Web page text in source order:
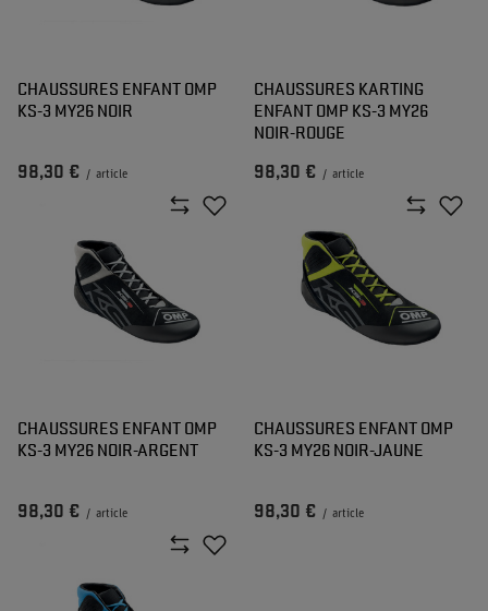
CHAUSSURES ENFANT OMP
KS-3 MY26 NOIR
98,30 € / article
CHAUSSURES KARTING
ENFANT OMP KS-3 MY26
NOIR-ROUGE
98,30 € / article
CHAUSSURES ENFANT OMP
KS-3 MY26 NOIR-ARGENT
98,30 € / article
CHAUSSURES ENFANT OMP
KS-3 MY26 NOIR-JAUNE
98,30 € / article